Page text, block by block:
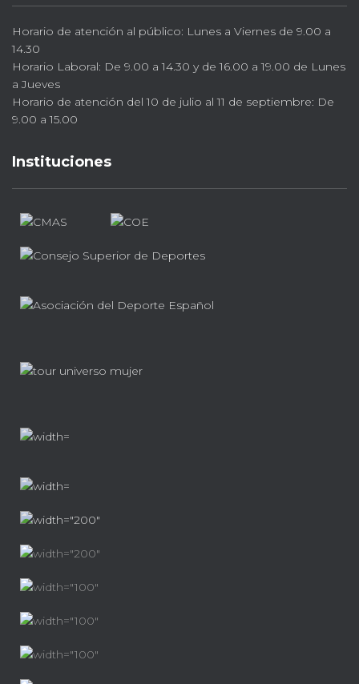
Horario de atención al público: Lunes a Viernes de 9.00 a
14.30
Horario Laboral: De 9.00 a 14.30 y de 16.00 a 19.00 de Lunes
a Jueves
Horario de atención del 10 de julio al 11 de septiembre: De
9.00 a 15.00
Instituciones